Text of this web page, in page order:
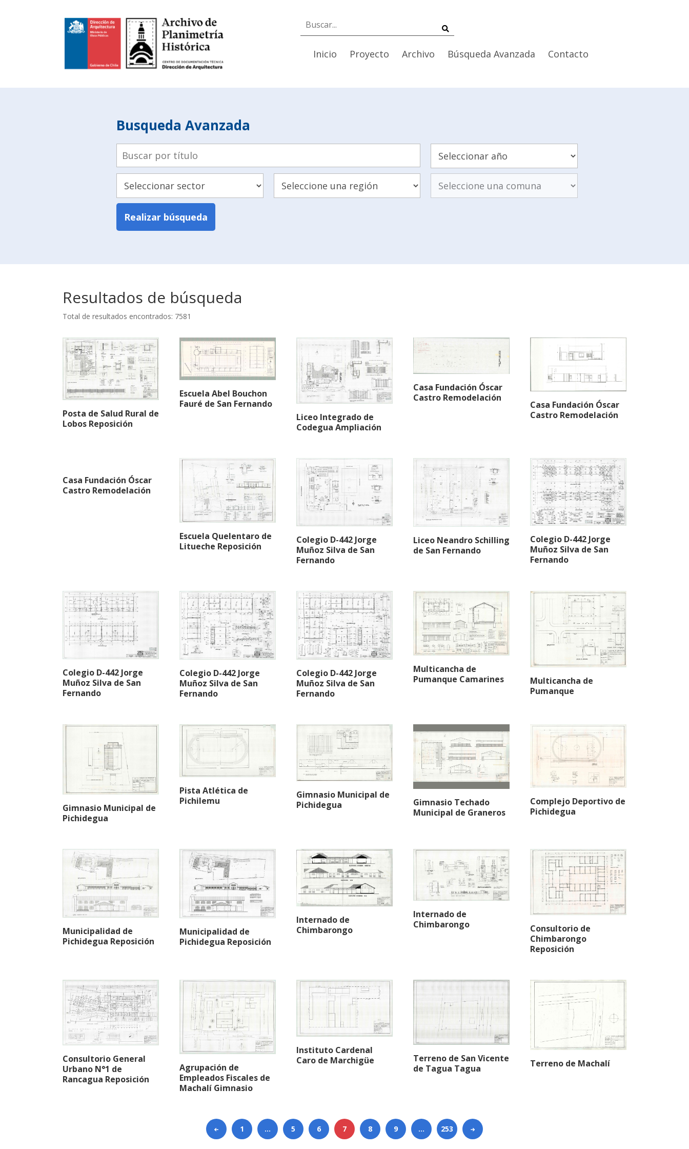
Inicio Proyecto Archivo Búsqueda Avanzada Contacto
Busqueda Avanzada
Realizar búsqueda
Resultados de búsqueda
Total de resultados encontrados: 7581
Posta de Salud Rural de
Lobos Reposición
Escuela Abel Bouchon
Fauré de San Fernando
Liceo Integrado de
Codegua Ampliación
Casa Fundación Óscar
Castro Remodelación
Casa Fundación Óscar
Castro Remodelación
Casa Fundación Óscar
Castro Remodelación
Escuela Quelentaro de
Litueche Reposición
Colegio D-442 Jorge
Muñoz Silva de San
Fernando
Liceo Neandro Schilling
de San Fernando
Colegio D-442 Jorge
Muñoz Silva de San
Fernando
Colegio D-442 Jorge
Muñoz Silva de San
Fernando
Colegio D-442 Jorge
Muñoz Silva de San
Fernando
Colegio D-442 Jorge
Muñoz Silva de San
Fernando
Multicancha de
Pumanque Camarines
Multicancha de
Pumanque
Gimnasio Municipal de
Pichidegua
Pista Atlética de
Pichilemu
Gimnasio Municipal de
Pichidegua
Gimnasio Techado
Municipal de Graneros
Complejo Deportivo de
Pichidegua
Municipalidad de
Pichidegua Reposición
Municipalidad de
Pichidegua Reposición
Internado de
Chimbarongo
Internado de
Chimbarongo
Consultorio de
Chimbarongo
Reposición
Consultorio General
Urbano N°1 de
Rancagua Reposición
Agrupación de
Empleados Fiscales de
Machalí Gimnasio
Instituto Cardenal
Caro de Marchigüe
Terreno de San Vicente
de Tagua Tagua
Terreno de Machalí
1 … 5 6 7 8 9 … 253